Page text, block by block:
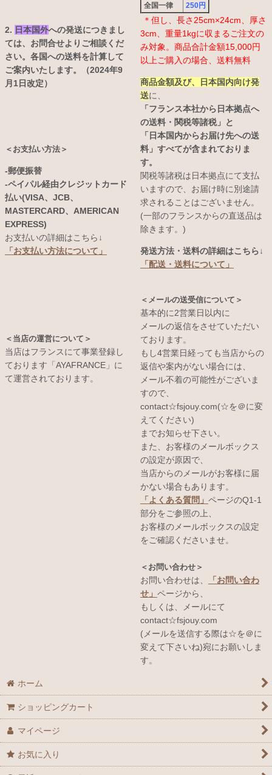
2. 日本国外への発送につきまし
ては、お問合せよりご相談くだ
さい。各国への送料を計算して
ご案内いたします。（2024年9
月1日改定）
＜お支払い方法＞
-郵便振替
-ペイパル経由クレジットカード
払い(VISA、JCB、
MASTERCARD、AMERICAN
EXPRESS)
お支払いの詳細はこちら↓
「お支払い方法について」
＜当店の運営について＞
当店はフランスにて事業登録し
ております「AYAFRANCE」に
て運営されております。
全国一律 250円
＊但し、長さ25cm×24cm、厚さ
3cm、重量1kgに収まるご注文の
み対象。商品合計金額15,000円
以上ご購入の場合、送料無料
商品金額及び、日本国内向け発
送に、
「フランス本社から日本拠点へ
の送料・関税等諸税」と
「日本国内からお届け先への送
料」すべてが含まれておりま
す。
関税等諸税は日本拠点にて支払
いますので、お届け時に別途請
求されることはございません。
(一部のフランスからの直送品は
除きます。)
発送方法・送料の詳細はこちら↓
「配送・送料について」
＜メールの送受信について＞
基本的に2営業日以内に
メールの返信をさせていただい
ております。
もし4営業日経っても当店からの
返信や案内がない場合には、
メール不着の可能性がございま
すので、
contact☆fsjouy.com(☆を＠に変
えてください)
までお知らせ下さい。
また、お客様のメールボックス
の設定が原因で、
当店からのメールがお客様に届
かない場合もあります。
「よくある質問」 ページのQ1-1
部分をご参照の上、
お客様のメールボックスの設定
をご確認くださいませ。
＜お問い合わせ＞
お問い合わせは、
「お問い合わ
せ」 ページから、
もしくは、メールにて
contact☆fsjouy.com
(メールを送信する際は☆を＠に
変えて下さいね)宛にお願いしま
す。
ホーム
ショッピングカート
マイページ
お気に入り